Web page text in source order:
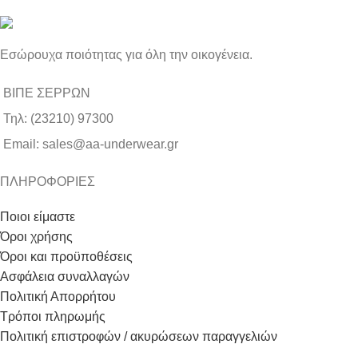
Εσώρουχα ποιότητας για όλη την οικογένεια.
ΒΙΠΕ ΣΕΡΡΩΝ
Τηλ: (23210) 97300
Email: sales@aa-underwear.gr
ΠΛΗΡΟΦΟΡΙΕΣ
Ποιοι είμαστε
Όροι χρήσης
Όροι και προϋποθέσεις
Ασφάλεια συναλλαγών
Πολιτική Απορρήτου
Τρόποι πληρωμής
Πολιτική επιστροφών / ακυρώσεων παραγγελιών